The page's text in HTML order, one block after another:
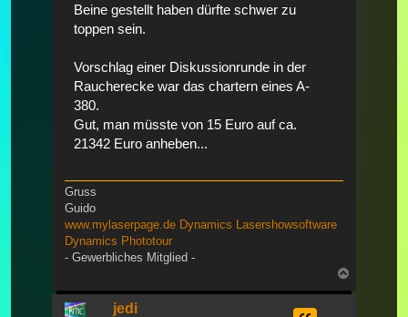
Beine gestellt haben dürfte schwer zu
toppen sein.
Vorschlag einer Diskussionrunde in der
Raucherecke war das chartern eines A-
380.
Gut, man müsste von 15 Euro auf ca.
21342 Euro anheben...
Gruss
Guido
www.mylaserpage.de Dynamics Lasershowsoftware
Dynamics Phototour
- Gewerbliches Mitglied -
jedi